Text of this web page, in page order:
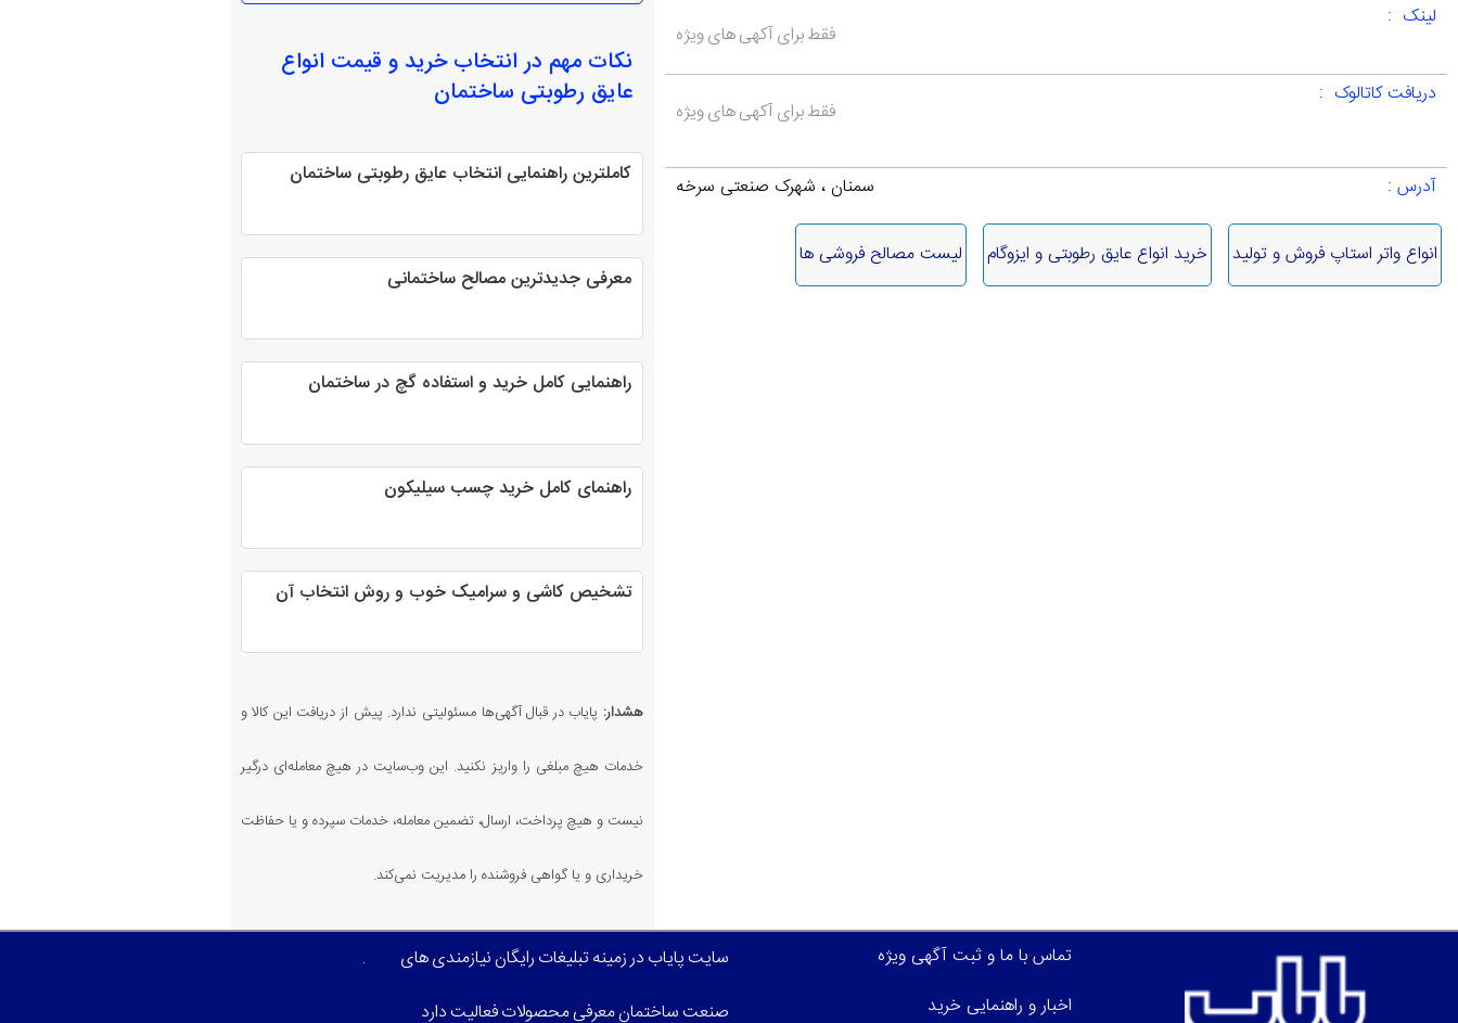
لینک :
فقط برای آکهی های ویژه
دریافت کاتالوک :
فقط برای آکهی های ویژه
آدرس : سمنان ، شهرک صنعتی سرخه
انواع واتر استاپ فروش و تولید خرید انواع عایق رطوبتی و ایزوگام لیست مصالح فروشی ها
نکات مهم در انتخابخرید و قیمت انواع
عایق رطوبتی ساختمان
کاملترین راهنمایی انتخاب عایق رطوبتی ساختمان
معرفی جدیدترین مصالح ساختمانی
راهنمایی کامل خرید و استفاده گچ در ساختمان
راهنمای کامل خرید چسب سیلیکون
تشخیص کاشی و سرامیک خوب و روش انتخاب آن
هشدار: پایاب در قبال آگهی‌ها مسئولیتی ندارد. پیش از دریافت این کالا و
خدمات هیچ مبلغی را واریز نکنید. این وب‌سایت در هیچ معامله‌ای درگیر
نیست و هیچ پرداخت، ارسال، تضمین معامله، خدمات سپرده و یا حفاظت
خریداری و یا گواهی فروشنده را مدیریت نمی‌کند.
تماس با ما و ثبت آگهی ویژه
اخبار و راهنمایی خرید
سایت پایاب در زمینه تبلیغات رایگان نیازمندی های
صنعت ساختمان معرفی محصولات فعالیت دارد